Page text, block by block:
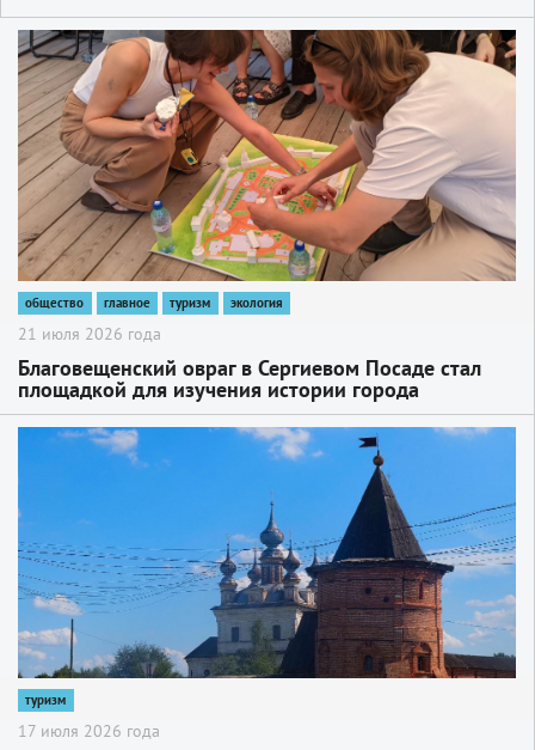
2
общество главное туризм экология
21 июля 2026 года
Благовещенский овраг в Сергиевом Посаде стал
площадкой для изучения истории города
туризм
17 июля 2026 года